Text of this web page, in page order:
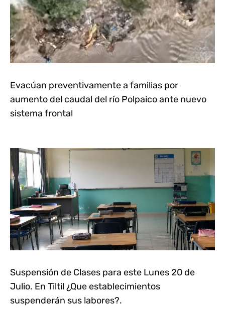
Evacúan preventivamente a familias por
aumento del caudal del río Polpaico ante nuevo
sistema frontal
Suspensión de Clases para este Lunes 20 de
Julio. En Tiltil ¿Que establecimientos
suspenderán sus labores?.